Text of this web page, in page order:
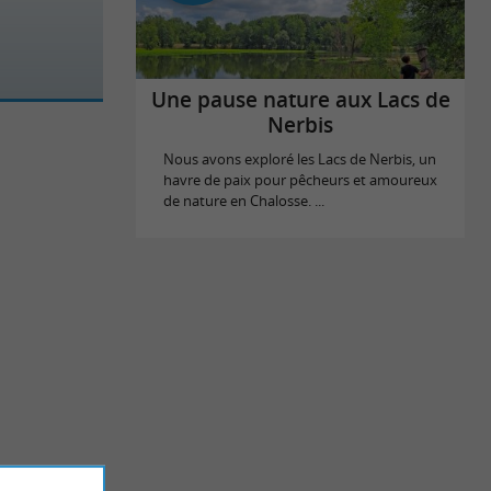
Une pause nature aux Lacs de
Nerbis
Nous avons exploré les Lacs de Nerbis, un
havre de paix pour pêcheurs et amoureux
de nature en Chalosse. ...